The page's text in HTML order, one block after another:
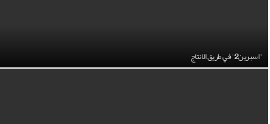
"اسبرين2" في طريق الانتاج